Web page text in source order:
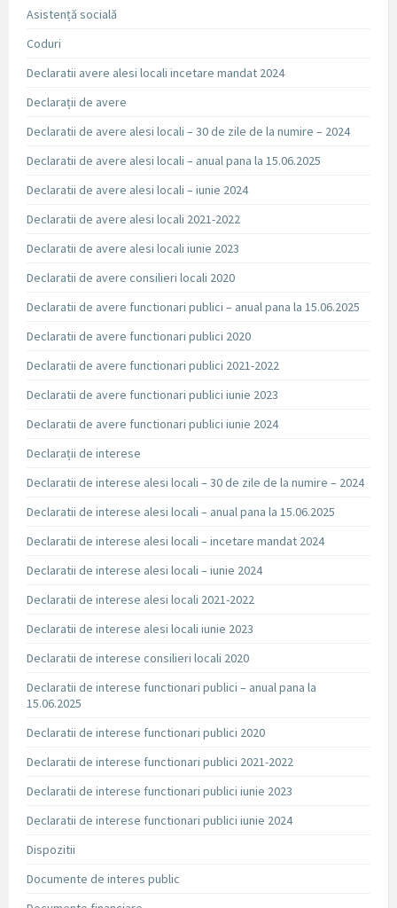
Asistență socială
Coduri
Declaratii avere alesi locali incetare mandat 2024
Declarații de avere
Declaratii de avere alesi locali – 30 de zile de la numire – 2024
Declaratii de avere alesi locali – anual pana la 15.06.2025
Declaratii de avere alesi locali – iunie 2024
Declaratii de avere alesi locali 2021-2022
Declaratii de avere alesi locali iunie 2023
Declaratii de avere consilieri locali 2020
Declaratii de avere functionari publici – anual pana la 15.06.2025
Declaratii de avere functionari publici 2020
Declaratii de avere functionari publici 2021-2022
Declaratii de avere functionari publici iunie 2023
Declaratii de avere functionari publici iunie 2024
Declarații de interese
Declaratii de interese alesi locali – 30 de zile de la numire – 2024
Declaratii de interese alesi locali – anual pana la 15.06.2025
Declaratii de interese alesi locali – incetare mandat 2024
Declaratii de interese alesi locali – iunie 2024
Declaratii de interese alesi locali 2021-2022
Declaratii de interese alesi locali iunie 2023
Declaratii de interese consilieri locali 2020
Declaratii de interese functionari publici – anual pana la
15.06.2025
Declaratii de interese functionari publici 2020
Declaratii de interese functionari publici 2021-2022
Declaratii de interese functionari publici iunie 2023
Declaratii de interese functionari publici iunie 2024
Dispozitii
Documente de interes public